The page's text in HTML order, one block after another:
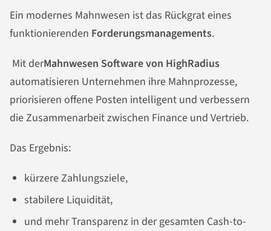
Ein modernes Mahnwesen ist das Rückgrat eines
funktionierenden Forderungsmanagements.
Mit derMahnwesen Software von HighRadius
automatisieren Unternehmen ihre Mahnprozesse,
priorisieren offene Posten intelligent und verbessern
die Zusammenarbeit zwischen Finance und Vertrieb.
Das Ergebnis:
kürzere Zahlungsziele,
stabilere Liquidität,
und mehr Transparenz in der gesamten Cash-to-